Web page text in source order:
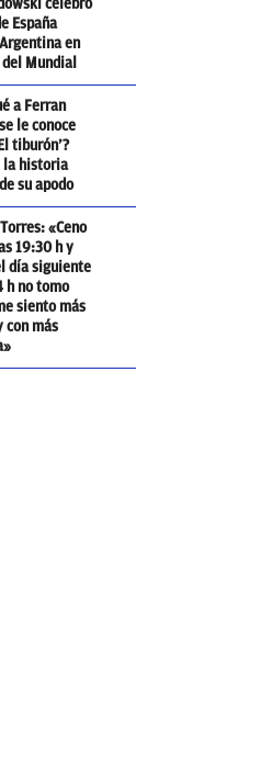
celebró
España
en
Mundial
a Ferran
le conoce
tiburón’?
la historia
su apodo
«Ceno
19:30 h y
día siguiente
h no tomo
siento más
con más